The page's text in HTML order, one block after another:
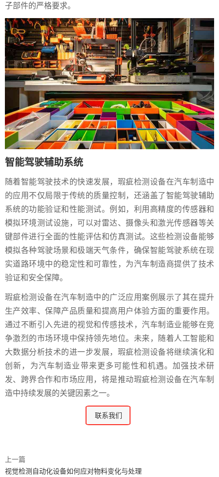
子部件的严格要求。
智能驾驶辅助系统
随着智能驾驶技术的快速发展，瑕疵检测设备在汽车制造中
的应用不仅局限于传统的质量控制，还涵盖了智能驾驶辅助
系统的功能验证和性能测试。例如，利用高精度的传感器和
模拟环境测试设施，可以对雷达、摄像头和激光传感器等关
键部件进行全面的性能评估和仿真测试。这些检测设备能够
模拟各种驾驶场景和极端天气条件，确保智能驾驶系统在现
实道路环境中的稳定性和可靠性，为汽车制造商提供了技术
验证和安全保障。
瑕疵检测设备在汽车制造中的广泛应用案例展示了其在提升
生产效率、保障产品质量和提高用户体验方面的重要作用。
通过不断引入先进的视觉和传感技术，汽车制造业能够在竞
争激烈的市场环境中保持领先地位。未来，随着人工智能和
大数据分析技术的进一步发展，瑕疵检测设备将继续演化和
创新，为汽车制造业带来更多可能性和机遇。加强技术研
发、跨界合作和市场应用，将是推动瑕疵检测设备在汽车制
造中持续发展的关键因素之一。
联系我们
上一篇
视觉检测自动化设备如何应对物料变化与处理